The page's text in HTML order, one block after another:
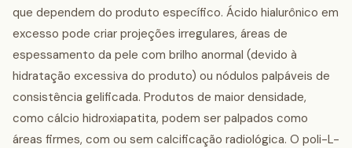
que dependem do produto específico. Ácido hialurônico em
excesso pode criar projeções irregulares, áreas de
espessamento da pele com brilho anormal (devido à
hidratação excessiva do produto) ou nódulos palpáveis de
consistência gelificada. Produtos de maior densidade,
como cálcio hidroxiapatita, podem ser palpados como
áreas firmes, com ou sem calcificação radiológica. O poli-L-